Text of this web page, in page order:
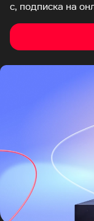
с, подписка на